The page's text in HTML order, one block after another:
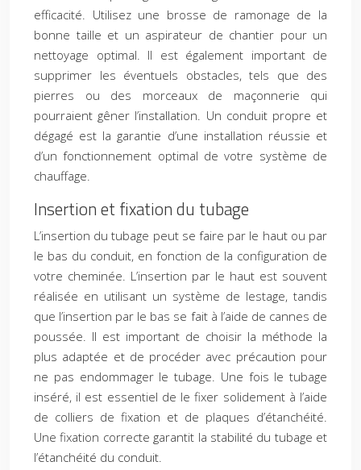
efficacité. Utilisez une brosse de ramonage de la
bonne taille et un aspirateur de chantier pour un
nettoyage optimal. Il est également important de
supprimer les éventuels obstacles, tels que des
pierres ou des morceaux de maçonnerie qui
pourraient gêner l’installation. Un conduit propre et
dégagé est la garantie d’une installation réussie et
d’un fonctionnement optimal de votre système de
chauffage.
Insertion et fixation du tubage
L’insertion du tubage peut se faire par le haut ou par
le bas du conduit, en fonction de la configuration de
votre cheminée. L’insertion par le haut est souvent
réalisée en utilisant un système de lestage, tandis
que l’insertion par le bas se fait à l’aide de cannes de
poussée. Il est important de choisir la méthode la
plus adaptée et de procéder avec précaution pour
ne pas endommager le tubage. Une fois le tubage
inséré, il est essentiel de le fixer solidement à l’aide
de colliers de fixation et de plaques d’étanchéité.
Une fixation correcte garantit la stabilité du tubage et
l’étanchéité du conduit.